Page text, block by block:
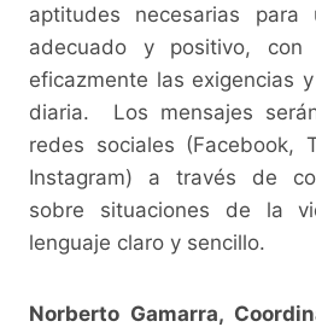
aptitudes necesarias para
adecuado y positivo,
eficazmente las exigencias
diaria. Los mensajes
redes sociales (Facebook,
Instagram) a través de
sobre situaciones de la
lenguaje claro y sencillo.
Norberto Gamarra,